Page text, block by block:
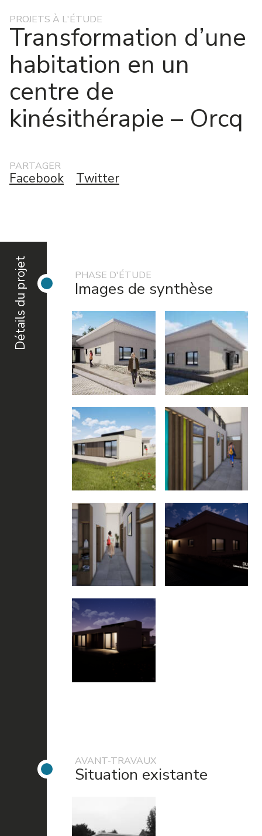
PROJETS À L'ÉTUDE
Transformation d’une
habitation en un
centre de
kinésithérapie – Orcq
PARTAGER
Facebook Twitter
Détails du projet PHASE D'ÉTUDE
Images de synthèse
AVANT-TRAVAUX
Situation existante